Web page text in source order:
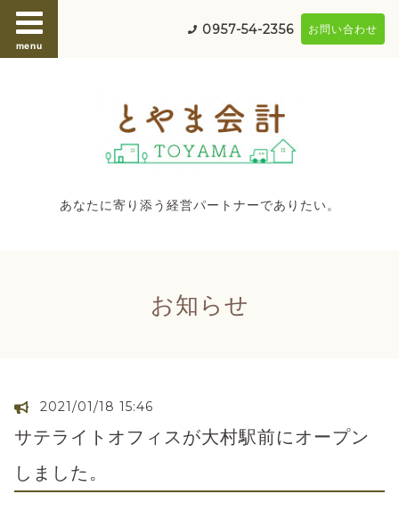
menu
0957-54-2356 お問い合わせ
あなたに寄り添う経営パートナーでありたい。
お知らせ
2021/01/18 15:46
サテライトオフィスが大村駅前にオープン
しました。